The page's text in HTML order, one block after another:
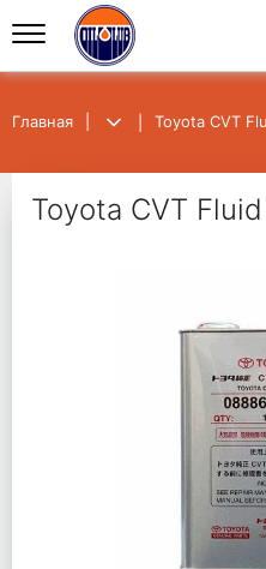
Главная Toyota CVT
Toyota CVT Fluid